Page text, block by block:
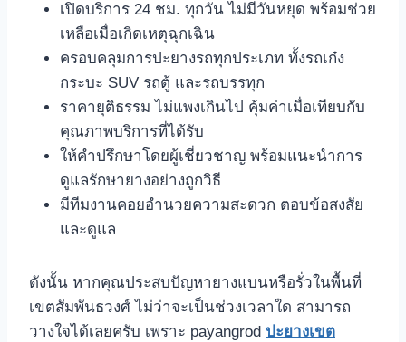
เปิดบริการ 24 ชม. ทุกวัน ไม่มีวันหยุด พร้อมช่วย
เหลือเมื่อเกิดเหตุฉุกเฉิน
ครอบคลุมการปะยางรถทุกประเภท ทั้งรถเก๋ง
กระบะ SUV รถตู้ และรถบรรทุก
ราคายุติธรรม ไม่แพงเกินไป คุ้มค่าเมื่อเทียบกับ
คุณภาพบริการที่ได้รับ
ให้คําปรึกษาโดยผู้เชี่ยวชาญ พร้อมแนะนําการ
ดูแลรักษายางอย่างถูกวิธี
มีทีมงานคอยอํานวยความสะดวก ตอบข้อสงสัย
และดูแล
ดังนั้น หากคุณประสบปัญหายางแบนหรือรั่วในพื้นที่
เขตสัมพันธวงศ์ ไม่ว่าจะเป็นช่วงเวลาใด สามารถ
วางใจได้เลยครับ เพราะ payangrod ปะยางเขต